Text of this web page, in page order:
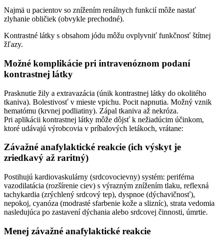
Najmä u pacientov so znížením renálnych funkcií môže nastať
zlyhanie obličiek (obvykle prechodné).
Kontrastné látky s obsahom jódu môžu ovplyvniť funkčnosť štítnej
žľazy.
Možné komplikácie pri intravenóznom podaní
kontrastnej látky
Prasknutie žily a extravazácia (únik kontrastnej látky do okolitého
tkaniva). Bolestivosť v mieste vpichu. Pocit napnutia. Možný vznik
hematómu (krvnej podliatiny). Zápal tkaniva až nekróza.
Pri aplikácii kontrastnej látky môže dôjsť k nežiadúcim účinkom,
ktoré udávajú výrobcovia v príbalových letákoch, vrátane:
Závažné anafylaktické reakcie (ich výskyt je
zriedkavý až raritný)
Postihujú kardiovaskulárny (srdcovocievny) systém: periférna
vazodilatácia (rozšírenie ciev) s výrazným znížením tlaku, reflexná
tachykardia (zrýchlený srdcový tep), dyspnoe (dýchavičnosť),
nepokoj, cyanóza (modrasté sfarbenie kože a slizníc), strata vedomia
nasledujúca po zastavení dýchania alebo srdcovej činnosti, úmrtie.
Menej závažné anafylaktické reakcie